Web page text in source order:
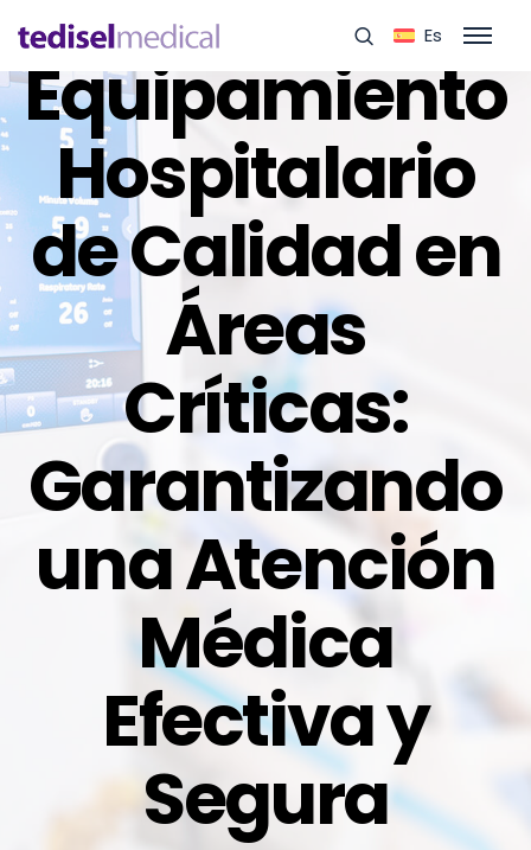
Es
Equipamiento
Hospitalario
de Calidad en
Áreas
Críticas:
Garantizando
una Atención
Médica
Efectiva y
Segura